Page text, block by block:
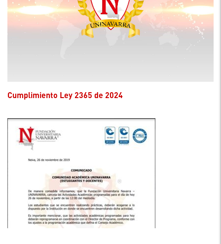
Cumplimiento Ley 2365 de 2024